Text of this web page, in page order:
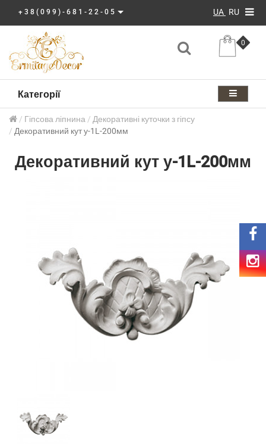
+38(099)-681-22-05 UA RU
0
Категорії
Гіпсова ліпнина
Декоративні куточки з гіпсу
Декоративний кут у-1L-200мм
Декоративний кут у-1L-200мм